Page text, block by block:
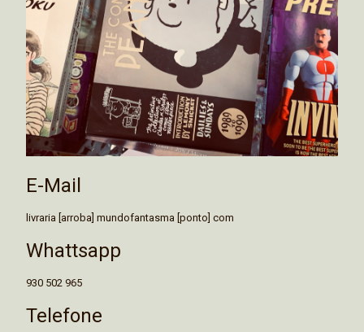
E-Mail
livraria [arroba] mundofantasma [ponto] com
Whattsapp
930 502 965
Telefone